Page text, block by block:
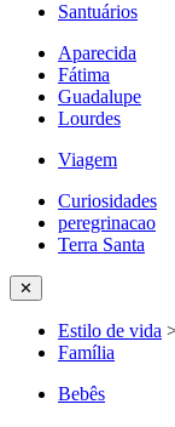
Santuários
Aparecida
Fátima
Guadalupe
Lourdes
Viagem
Curiosidades
peregrinacao
Terra Santa
✕
Estilo de vida
Família
Bebês